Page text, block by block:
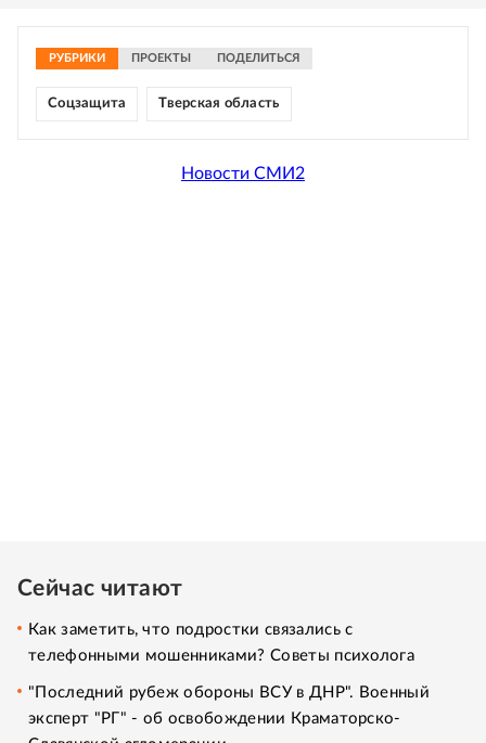
РУБРИКИ ПРОЕКТЫ ПОДЕЛИТЬСЯ
Соцзащита Тверская область
Новости СМИ2
Сейчас читают
Как заметить, что подростки связались с
телефонными мошенниками? Советы психолога
"Последний рубеж обороны ВСУ в ДНР". Военный
эксперт "РГ" - об освобождении Краматорско-